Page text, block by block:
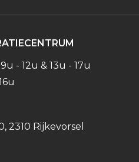
9u - 12u & 13u - 17u
2310 Rijkevorsel